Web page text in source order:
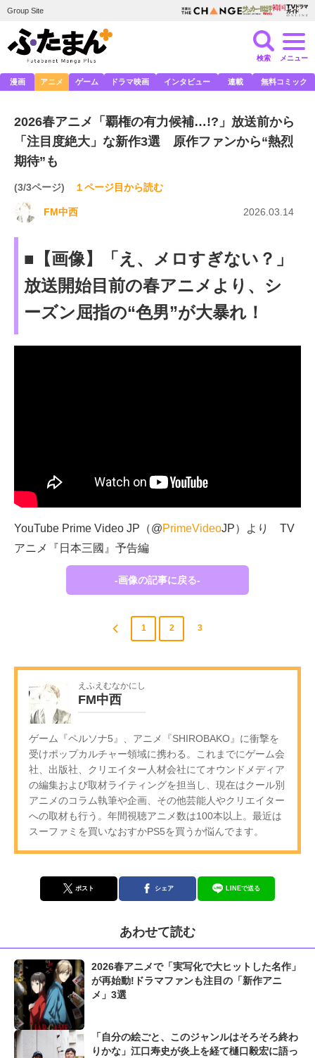
Group Site
検索 メニュー
漫画 アニメ ゲーム ドラマ映画 インタビュー 連載 無料コミック
2026春アニメ「覇権の有力候補…!?」放送前から
「注目度絶大」な新作3選 原作ファンから“熱烈
期待”も
(3/3ページ) １ページ目から読む
FM中西 2026.03.14
■【画像】「え、メロすぎない？」
放送開始目前の春アニメより、シ
ーズン屈指の“色男”が大暴れ！
YouTube Prime Video JP（@PrimeVideoJP）より TV
アニメ『日本三國』予告編
-画像の記事に戻る-
1 2 3
えふえむなかにし
FM中西
ゲーム『ペルソナ5』、アニメ『SHIROBAKO』に衝撃を
受けポップカルチャー領域に携わる。これまでにゲーム会
社、出版社、クリエイター人材会社にてオウンドメディア
の編集および取材ライティングを担当し、現在はクール別
アニメのコラム執筆や企画、その他芸能人やクリエイター
への取材も行う。年間視聴アニメ数は100本以上。最近は
スーファミを買いなおすかPS5を買うか悩んでます。
ポスト シェア LINEで送る
あわせて読む
2026春アニメで「実写化で大ヒットした名作」
が再始動!ドラマファンも注目の「新作アニ
メ」3選
「自分の絵ごと、このジャンルはそろそろ終わ
りかな」江口寿史が炎上を経て樋口毅宏に語っ